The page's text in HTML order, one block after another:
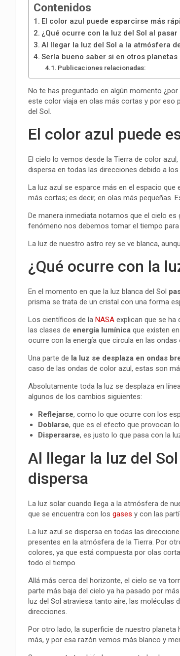
Contenidos
El color azul puede esparcirse más
¿Qué ocurre con la luz del Sol al pasar
Al llegar la luz del Sol a la atmósfera
Sería bueno saber si en otros
Publicaciones relacionadas:
No te has preguntado en algún momento
este color viaja en olas más cortas y por eso
del Sol.
El color azul puede
El cielo lo vemos desde la Tierra de color azul,
dispersa en todas las direcciones debido a
La luz azul se esparce más en el espacio que
más cortas; es decir, en olas más pequeñas.
De manera inmediata notamos que el cielo
fenómeno nos debemos tomar el tiempo para
La luz de nuestro astro rey se ve blanca,
¿Qué ocurre con la
En el momento en que la luz blanca del Sol
prisma se trata de un cristal con una forma
Los científicos de la NASA explican que se ha
las clases de energía lumínica que existen
ocurre con la energía que circula en las
Una parte de la luz se desplaza en ondas
caso de las ondas de color azul, estas son
Absolutamente toda la luz se desplaza en
algunos de los cambios siguientes:
Reflejarse, como lo que ocurre con los
Doblarse, que es el efecto que provocan
Dispersarse, es justo lo que pasa con la
Al llegar la luz del
dispersa
La luz solar cuando llega a la atmósfera de
que se encuentra con los gases y con las
La luz azul se dispersa en todas las
presentes en la atmósfera de la Tierra. Por
colores, ya que está compuesta por olas
todo el tiempo.
Allá más cerca del horizonte, el cielo se va
parte más baja del cielo ya ha pasado por
luz del Sol atraviesa tanto aire, las moléculas
direcciones.
Por otro lado, la superficie de nuestro
más, y por esa razón vemos más blanco y